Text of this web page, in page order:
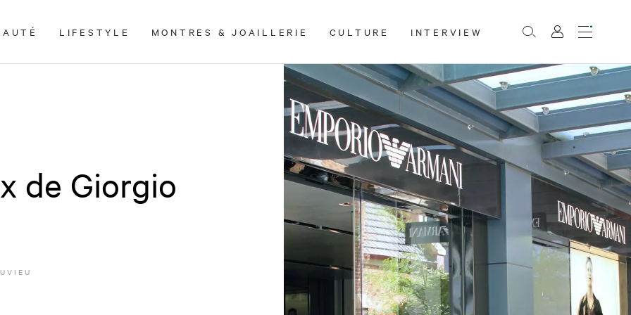
LIFESTYLE MONTRES & JOAILLERIE CULTURE INTERVIEW Rechercher
Mon
compte
Menu
de Giorgio